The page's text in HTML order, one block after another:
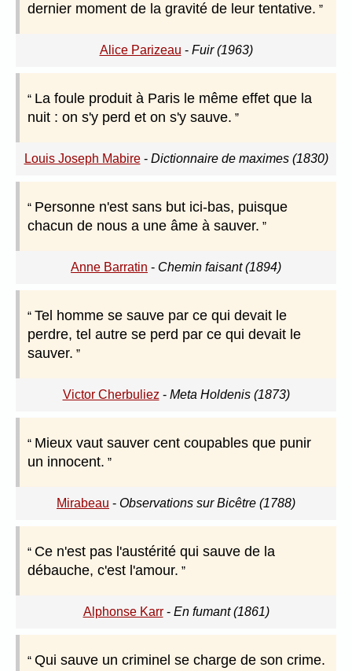
dernier moment de la gravité de leur tentative.
Alice Parizeau - Fuir (1963)
La foule produit à Paris le même effet que la
nuit : on s'y perd et on s'y sauve.
Louis Joseph Mabire- Dictionnaire de maximes (1830)
Personne n'est sans but ici-bas, puisque
chacun de nous a une âme à sauver.
Anne Barratin - Chemin faisant (1894)
Tel homme se sauve par ce qui devait le
perdre, tel autre se perd par ce qui devait le
sauver.
Victor Cherbuliez - Meta Holdenis (1873)
Mieux vaut sauver cent coupables que punir
un innocent.
Mirabeau - Observations sur Bicêtre (1788)
Ce n'est pas l'austérité qui sauve de la
débauche, c'est l'amour.
Alphonse Karr- En fumant (1861)
Qui sauve un criminel se charge de son crime.